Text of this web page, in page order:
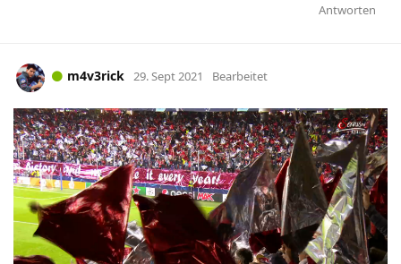
Antworten
m4v3rick 29. Sept 2021 Bearbeitet